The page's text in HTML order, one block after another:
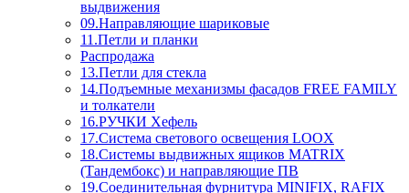
выдвижения
09.Направляющие шариковые
11.Петли и планки
Распродажа
13.Петли для стекла
14.Подъемные механизмы фасадов FREE FAMILY
и толкатели
16.РУЧКИ Хефель
17.Система светового освещения LOOX
18.Системы выдвижных ящиков MATRIX
(Тандембокс) и направляющие ПВ
19.Соединительная фурнитура MINIFIX, RAFIX